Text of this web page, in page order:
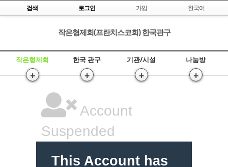
Skip to content
검색 로그인 가입 한국어
작은형제회(프란치스코회) 한국관구
작은형제회
+
한국 관구
+
기관/시설
+
나눔방
+